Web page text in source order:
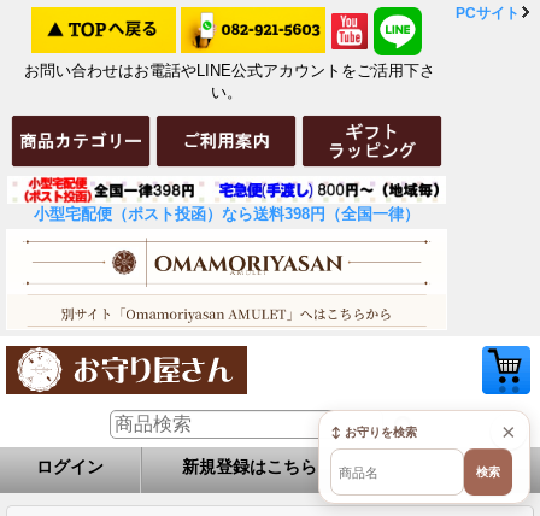
お問い合わせはお電話やLINE公式アカウントをご活用下さ
い。
小型宅配便（ポスト投函）なら送料398円（全国一律）
PCサイト
ログイン 新規登録はこちら お問い合せ
×
↕ お守りを検索
検索